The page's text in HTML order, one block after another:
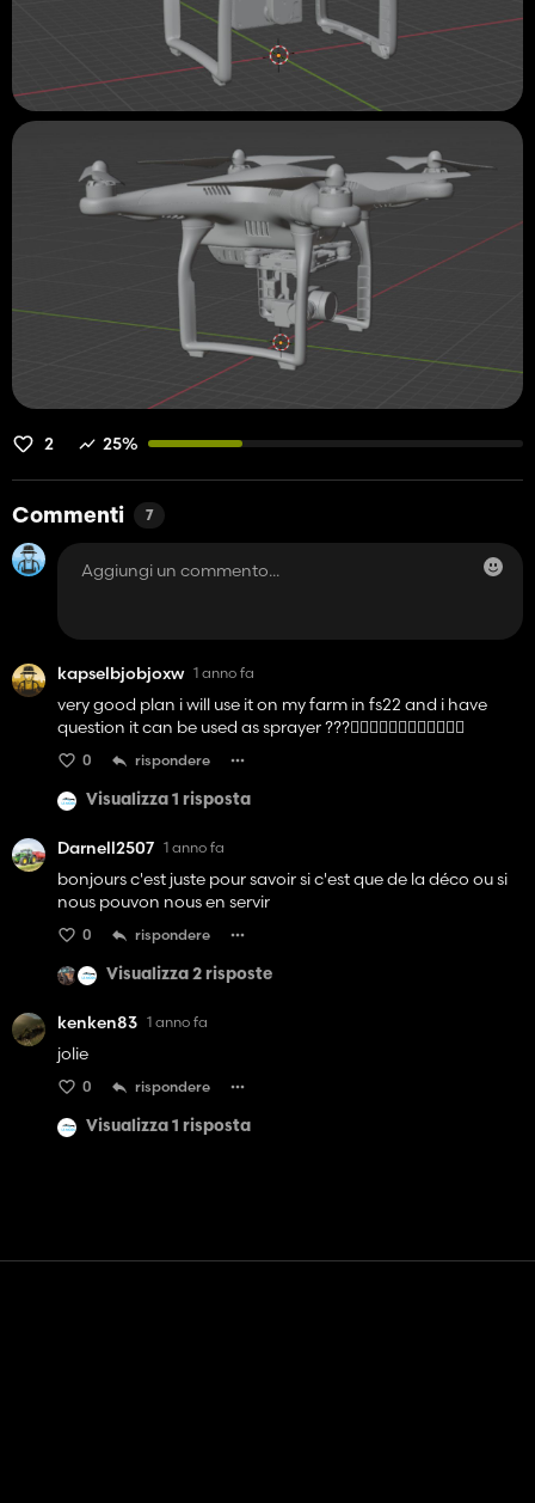
2 25%
Commenti 7
kapselbjobjoxw 1 anno fa
very good plan i will use it on my farm in fs22 and i have
question it can be used as sprayer ???👍🏼👍🏼👍🏼👍🏼👍🏼👍🏼
0 rispondere
Visualizza 1 risposta
Darnell2507 1 anno fa
bonjours c'est juste pour savoir si c'est que de la déco ou si
nous pouvon nous en servir
0 rispondere
Visualizza 2 risposte
kenken83 1 anno fa
jolie
0 rispondere
Visualizza 1 risposta